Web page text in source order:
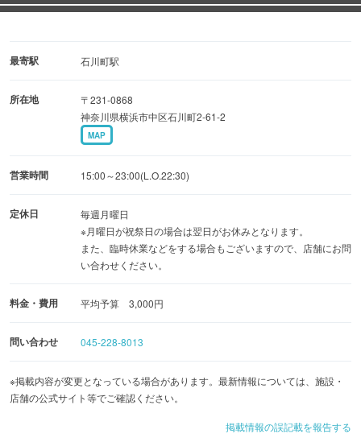
最寄駅 石川町駅
所在地
〒231-0868
神奈川県横浜市中区石川町2-61-2
MAP
営業時間 15:00～23:00(L.O.22:30)
定休日
毎週月曜日
※月曜日が祝祭日の場合は翌日がお休みとなります。
また、臨時休業などをする場合もございますので、店舗にお問
い合わせください。
料金・費用 平均予算 3,000円
問い合わせ 045-228-8013
※掲載内容が変更となっている場合があります。最新情報については、施設・
店舗の公式サイト等でご確認ください。
掲載情報の誤記載を報告する